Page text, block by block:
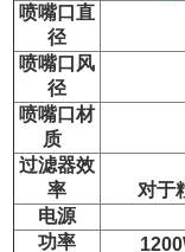
喷嘴口直
径
喷嘴口风
径
喷嘴口材
质
过滤器效
率
对于
电源
功率